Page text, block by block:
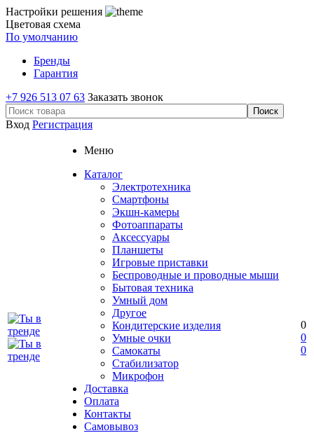
Настройки решения
Цветовая схема
По умолчанию
Бренды
Гарантия
+7 926 513 07 63 Заказать звонок
Вход Регистрация
Меню
Каталог
Электротехника
Смартфоны
Экшн-камеры
Фотоаппараты
Аксессуары
Планшеты
Игровые приставки
Беспроводные и проводные мыши
Бытовая техника
Умный дом
Другое
Кондитерские изделия
Умные очки
Самокаты
Стабилизатор
Микрофон
Доставка
Оплата
Контакты
Самовывоз
0
0
0